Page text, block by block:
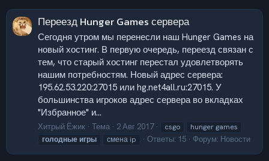
Переезд Hunger Games сервера
Сегодня утром мы перенесли наш Hunger Games на
новый хостинг. В первую очередь, переезд связан с
тем, что старый хостинг перестал удовлетворять
нашим потребностям. Новый адрес сервера:
195.62.53.220:27015 или hg.net4all.ru:27015. У
большинства игроков адрес сервера во вкладках
"Избранное" и...
Хитрый Ёжик Тема 2 Авг 2017 csgo
hunger games
голодныеигры смена ip Ответы: 15 Форум: Новости